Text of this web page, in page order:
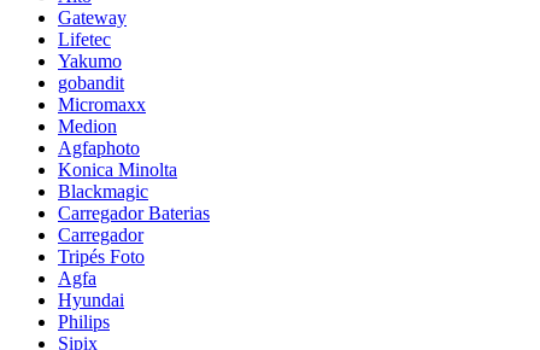
Gateway
Lifetec
Yakumo
gobandit
Micromaxx
Medion
Agfaphoto
Konica Minolta
Blackmagic
Carregador Baterias
Carregador
Tripés Foto
Agfa
Hyundai
Philips
Sipix